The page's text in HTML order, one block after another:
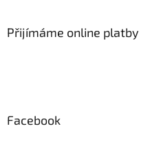
Přijímáme online platby
Facebook